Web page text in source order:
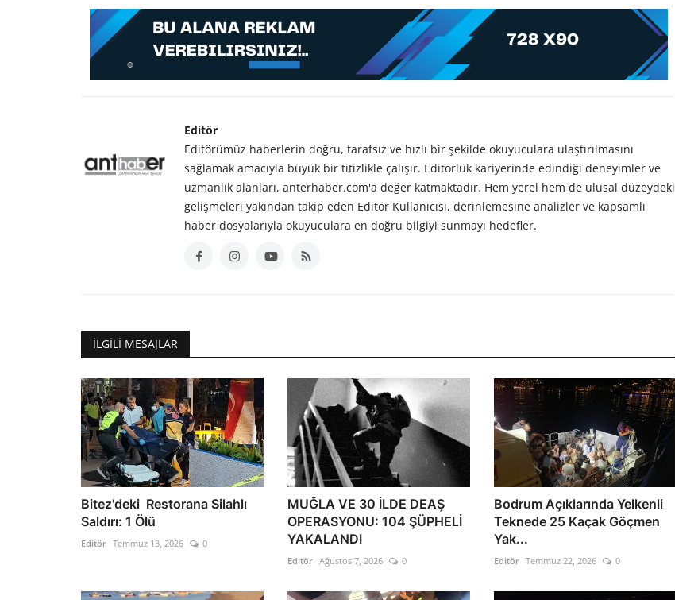
Editör
Editörümüz haberlerin doğru, tarafsız ve hızlı bir şekilde okuyuculara ulaştırılmasını
sağlamak amacıyla büyük bir titizlikle çalışır. Editörlük kariyerinde edindiği deneyimler ve
uzmanlık alanları, anterhaber.com'a değer katmaktadır. Hem yerel hem de ulusal düzeydeki
gelişmeleri yakından takip eden Editör Kullanıcısı, derinlemesine analizler ve kapsamlı
haber dosyalarıyla okuyuculara en doğru bilgiyi sunmayı hedefler.
İLGILI MESAJLAR
Bitez'deki Restorana Silahlı
Saldırı: 1 Ölü
Editör Temmuz 13, 2026 0
MUĞLA VE 30 İLDE DEAŞ
OPERASYONU: 104 ŞÜPHELİ
YAKALANDI
Editör Ağustos 7, 2026 0
Bodrum Açıklarında Yelkenli
Teknede 25 Kaçak Göçmen
Yak...
Editör Temmuz 22, 2026 0